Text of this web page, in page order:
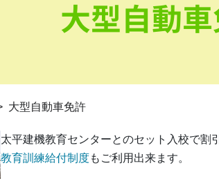
大型自動
大型自動車免許
太平建機教育センターとのセット入校で割
教育訓練給付制度もご利用出来ます。